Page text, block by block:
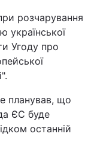
розчарування
української
Угоду про
планував, що
ЄС буде
останній